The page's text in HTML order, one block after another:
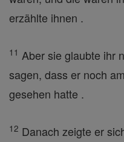
erzählte ihnen .
11 Aber sie glaubte ihr
sagen, dass er noch
gesehen hatte .
12 Danach zeigte er